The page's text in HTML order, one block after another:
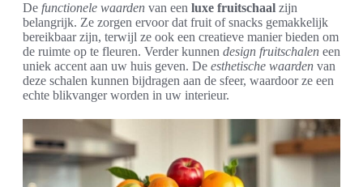
De functionele waarden van een luxe fruitschaal zijn
belangrijk. Ze zorgen ervoor dat fruit of snacks gemakkelijk
bereikbaar zijn, terwijl ze ook een creatieve manier bieden om
de ruimte op te fleuren. Verder kunnen design fruitschalen een
uniek accent aan uw huis geven. De esthetische waarden van
deze schalen kunnen bijdragen aan de sfeer, waardoor ze een
echte blikvanger worden in uw interieur.